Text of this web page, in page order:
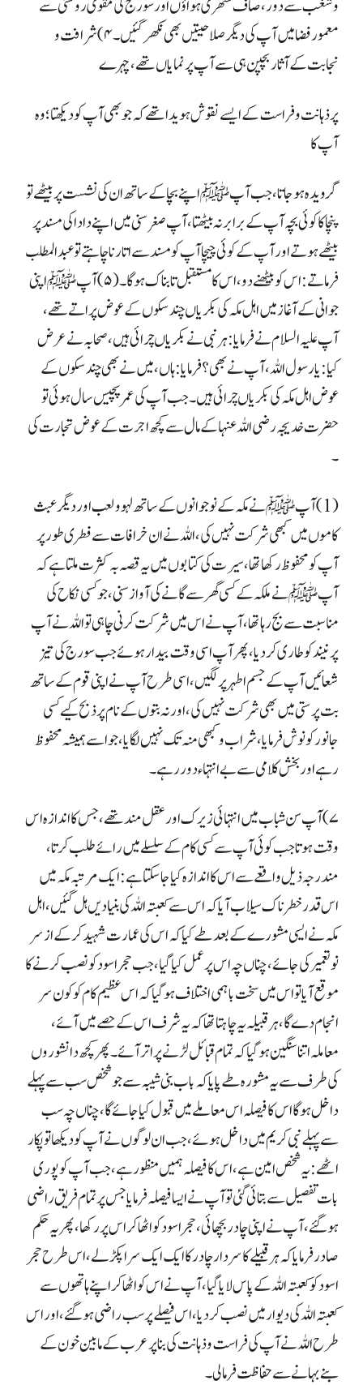
وشغب سے دور، صاف ستھری ہواؤں اور سورج کی مقوی روشنی سے
معمور فضا میں آپ کی دیگر صلاحیتیں بھی نکھر گئیں۔ ۴) شرافت و
نجابت کے آثار بچپن ہی سے آپ پر نمایاں تھے، چہرے
پر ذہانت و فراست کے ایسے نقوش ہویدا تھے کہ جو بھی آپ کو دیکھتا؛ وہ
آپ کا
گرویدہ ہو جاتا، جب آپ ﷺ اپنے بچا کے ساتھ ان کی نشست پر بیٹھے تو
پنچا کا کوئی بچہ آپ کے برابر نہ بیٹھتا، آپ صغرسنی میں اپنے دادا کی مسند پر
بیٹھے ہوتے اور آپ کے کوئی چیچا آپ کو مسند سے اتارنا چاہتے تو عبدالمطلب
فرماتے: اس کو بیٹھنے دو ، اس کا مستقبل تابناک ہوگا۔ (۵) آپ ﷺ اپنی
جوانی کے آغاز میں اہل مکہ کی بکریاں چند سکوں کے عوض پر اتے تھے،
آپ علیہ السلام نے فرمایا: ہر نبی نے بکریاں چرائی ہیں، صحابہ نے عرض
کیا: یا رسول اللہ، آپ نے بھی؟ فرمایا: ہاں، میں نے بھی چند سکوں کے
عوض اہل مکہ کی بکریاں چرائی ہیں۔ جب آپ کی عمر پچیس سال ہوئی تو
حضرت خدیجہ رضی اللہ عنہا کے مال سے کچھ اجرت کے عوض تجارت کی
۔
(1) آپ ﷺ نے مکہ کے نوجوانوں کے ساتھ لہو ولعب اور دیگر عبث
کاموں میں کبھی شرکت نہیں کی ،اللہ نے ان خرافات سے فطری طور پر
آپ کو محفوظ رکھا تھا، سیرت کی کتابوں میں یہ قصہ بہ کثرت ملتا ہے کہ
آپ ﷺ نے ملکہ کے کسی گھر سے گانے کی آوازسنی، جو کسی نکاح کی
مناسبت سے بج رہا تھا، آپ نے اس میں شرکت کرنی چاہی تو اللہ نے آپ
پر نیند کو طاری کر دیا، پھر آپ اسی وقت بیدار ہوئے جب سورج کی تیز
شعائیں آپ کے جسم اطہر پر لگیں، اسی طرح آپ نے اپنی قوم کے ساتھ
بت پرستی میں بھی شرکت نہیں کی ، اور نہ بتوں کے نام پر ذبح کیے کسی
جانور کو نوش فرمایا ، شراب و کبھی منہ تک نہیں لگایا ، جوا سے ہمیشہ محفوظ
رہے اور بخش کلامی سے بے انتہاء دورر ہے۔
۷) آپ سن شباب میں انتہائی زیرک اور عقل مند تھے، جس کا اندازہ اس
وقت ہوتا جب کوئی آپ سے کسی کام کے سلسلے میں رائے طلب کرتا ،
مندرجہ ذیل واقعے سے اس کا اندازہ کیا جاسکتا ہے: ایک مرتبہ مکہ میں
اس قدر خطر ناک سیلاب آیا کہ اس سے کعبتہ اللہ کی بنیادیں ہل گئیں، اہل
مکہ نے ایسی مشورے کے بعد طے کیا کہ اس کی عمارت شہید کر کے از سر
نو تعمیر کی جائے ، چناں چہ اس پر عمل کیا گیا، جب حجر اسود کو نصب کرنے کا
موقع آیا تو اس میں سخت با ہمی اختلاف ہو گیا کہ اس عظیم کام کو کون سر
انجام دے گا، ہر قبیلہ یہ چاہتا تھا کہ یہ شرف اس کے حصے میں آئے ،
معاملہ اتنا سنگین ہو گیا کہ تمام قبائل لڑنے پر اتر آئے۔ پھر کچھ دانشوروں
کی طرف سے یہ مشورہ طے پایا کہ باب بنی شیبہ سے جو شخص سب سے پہلے
داخل ہو گا اس کا فیصلہ اس معاملے میں قبول کیا جائے گا، چناں چہ سب
سے پہلے نبی کریم میں داخل ہوئے ، جب ان لوگوں نے آپ کو دیکھا تو پکار
اٹھے : یہ شخص امین ہے، اس کا فیصلہ ہمیں منظور ہے، جب آپ کو پوری
بات تفصیل سے بتائی گئی تو آپ نے ایسا فیصلہ فرمایا جس پر تمام فریق راضی
ہو گئے ، آپ نے اپنی چادر بچھائی، حجر اسود کو اٹھا کر اس پر رکھا، پھر یہ حکم
صادر فرمایا کہ ہر قبیلے کا سردار چادر کا ایک ایک سرا پکڑ لے، اس طرح حجر
اسود کو کعبتہ اللہ کے پاس لایا گیا، آپ نے اس کو اٹھا کر اپنے ہاتھوں سے
کعبتہ اللہ کی دیوار میں نصب کر دیا، اس فیصلے پر سب راضی ہو گئے، اور اس
طرح اللہ نے آپ کی فراست و ذہانت کی بنا پر عرب کے مابین خون کے
بنے بہانے سے حفاظت فرمالی۔